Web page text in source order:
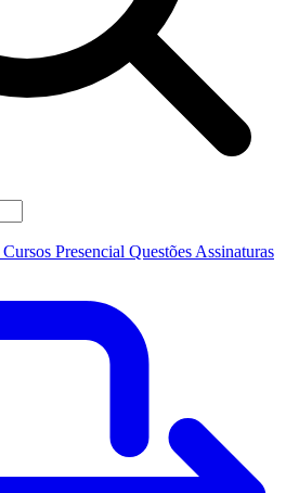
Cursos Presencial Questões Assinaturas